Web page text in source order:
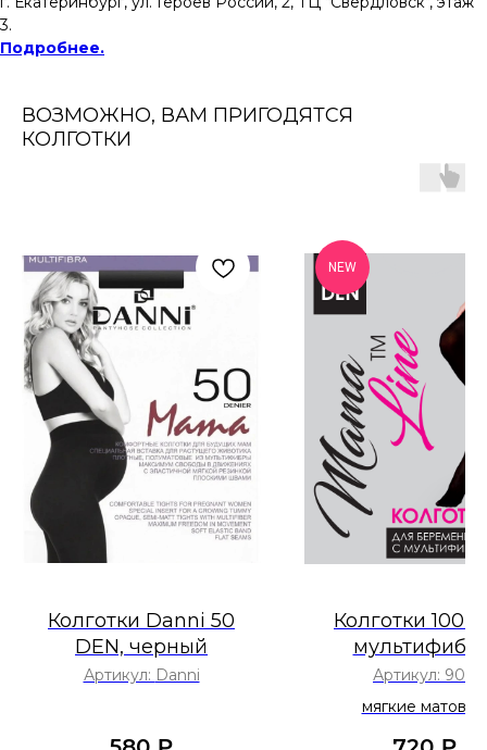
3.
Подробнее.
ВОЗМОЖНО, ВАМ ПРИГОДЯТСЯ
КОЛГОТКИ
Колготки Danni 50
DEN, черный
Артикул: Danni
NEW
Колготки 100
шоколад
Артикул: 904
мягкие матовые